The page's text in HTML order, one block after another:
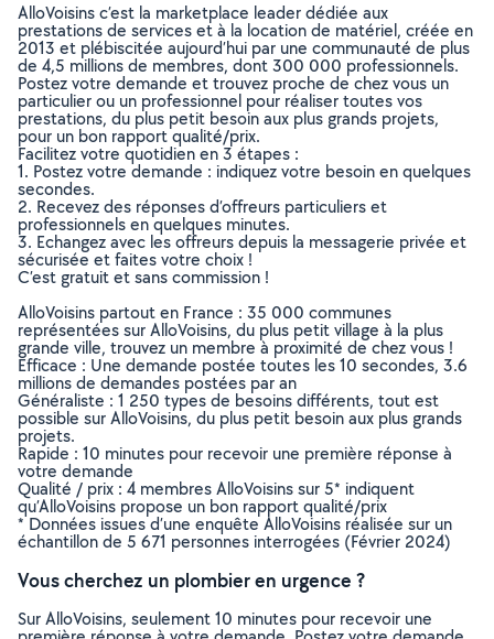
AlloVoisins c’est la marketplace leader dédiée aux
prestations de services et à la location de matériel, créée en
2013 et plébiscitée aujourd’hui par une communauté de plus
de 4,5 millions de membres, dont 300 000 professionnels.
Postez votre demande et trouvez proche de chez vous un
particulier ou un professionnel pour réaliser toutes vos
prestations, du plus petit besoin aux plus grands projets,
pour un bon rapport qualité/prix.
Facilitez votre quotidien en 3 étapes :
1. Postez votre demande : indiquez votre besoin en quelques
secondes.
2. Recevez des réponses d’offreurs particuliers et
professionnels en quelques minutes.
3. Echangez avec les offreurs depuis la messagerie privée et
sécurisée et faites votre choix !
C’est gratuit et sans commission !
AlloVoisins partout en France : 35 000 communes
représentées sur AlloVoisins, du plus petit village à la plus
grande ville, trouvez un membre à proximité de chez vous !
Efficace : Une demande postée toutes les 10 secondes, 3.6
millions de demandes postées par an
Généraliste : 1 250 types de besoins différents, tout est
possible sur AlloVoisins, du plus petit besoin aux plus grands
projets.
Rapide : 10 minutes pour recevoir une première réponse à
votre demande
Qualité / prix : 4 membres AlloVoisins sur 5* indiquent
qu’AlloVoisins propose un bon rapport qualité/prix
* Données issues d’une enquête AlloVoisins réalisée sur un
échantillon de 5 671 personnes interrogées (Février 2024)
Vous cherchez un plombier en urgence ?
Sur AlloVoisins, seulement 10 minutes pour recevoir une